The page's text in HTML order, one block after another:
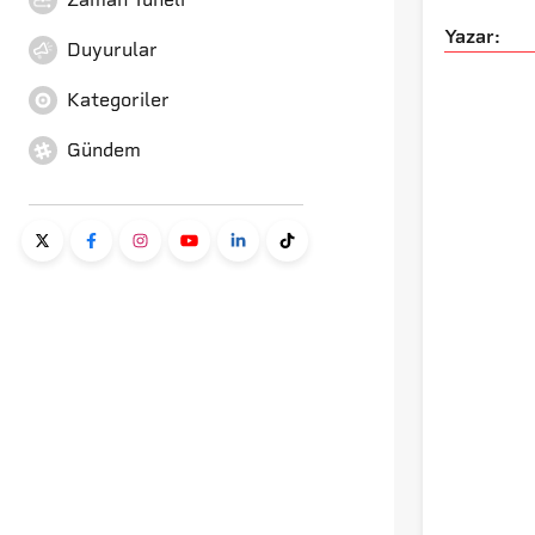
Duyurular
Kategoriler
Gündem
Yazar: